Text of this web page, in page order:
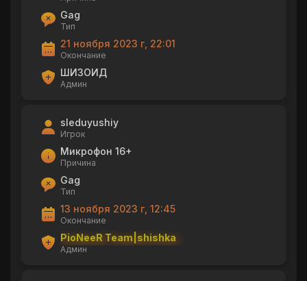
Gag
Тип
21 ноября 2023 г, 22:01
Окончание
ШИЗОИД
Админ
sleduyushiy
Игрок
Микрофон 16+
Причина
Gag
Тип
13 ноября 2023 г, 12:45
Окончание
PioNeeR Team|shishka
Админ